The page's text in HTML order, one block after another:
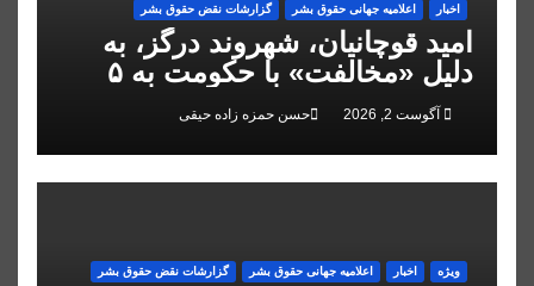
اخبار اعلاميه جهانی حقوق بشر گزارشات نقض حقوق بشر
امید قوچانیان، شهروند درگز، به
دلیل «مخالفت» با حکومت به ۵
سال زندان محکوم شد
آگوست 2, 2026 حسن حمزه زاده حیقی
ویژه اخبار اعلاميه جهانی حقوق بشر گزارشات نقض حقوق بشر